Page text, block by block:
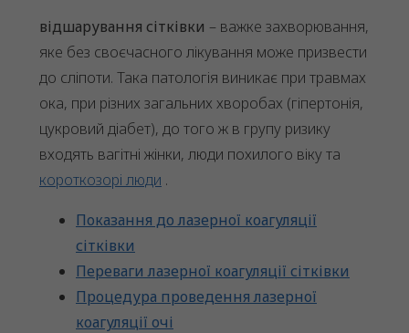
відшарування сітківки – важке захворювання,
яке без своєчасного лікування може призвести
до сліпоти. Така патологія виникає при травмах
ока, при різних загальних хворобах (гіпертонія,
цукровий діабет), до того ж в групу ризику
входять вагітні жінки, люди похилого віку та
короткозорі люди .
Показання до лазерної коагуляції
сітківки
Переваги лазерної коагуляції сітківки
Процедура проведення лазерної
коагуляції очі